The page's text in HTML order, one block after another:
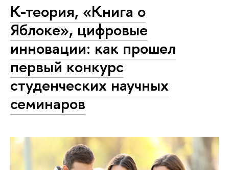
К-теория, «Книга о
Яблоке», цифровые
инновации: как прошел
первый конкурс
студенческих научных
семинаров